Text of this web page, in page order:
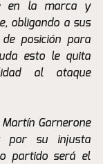
en la marca y
obligando a sus
posición para
esto le quita
al ataque
Garnerone
por su injusta
partido será el